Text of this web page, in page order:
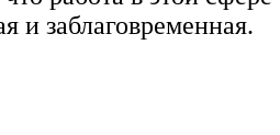
и заблаговременная.